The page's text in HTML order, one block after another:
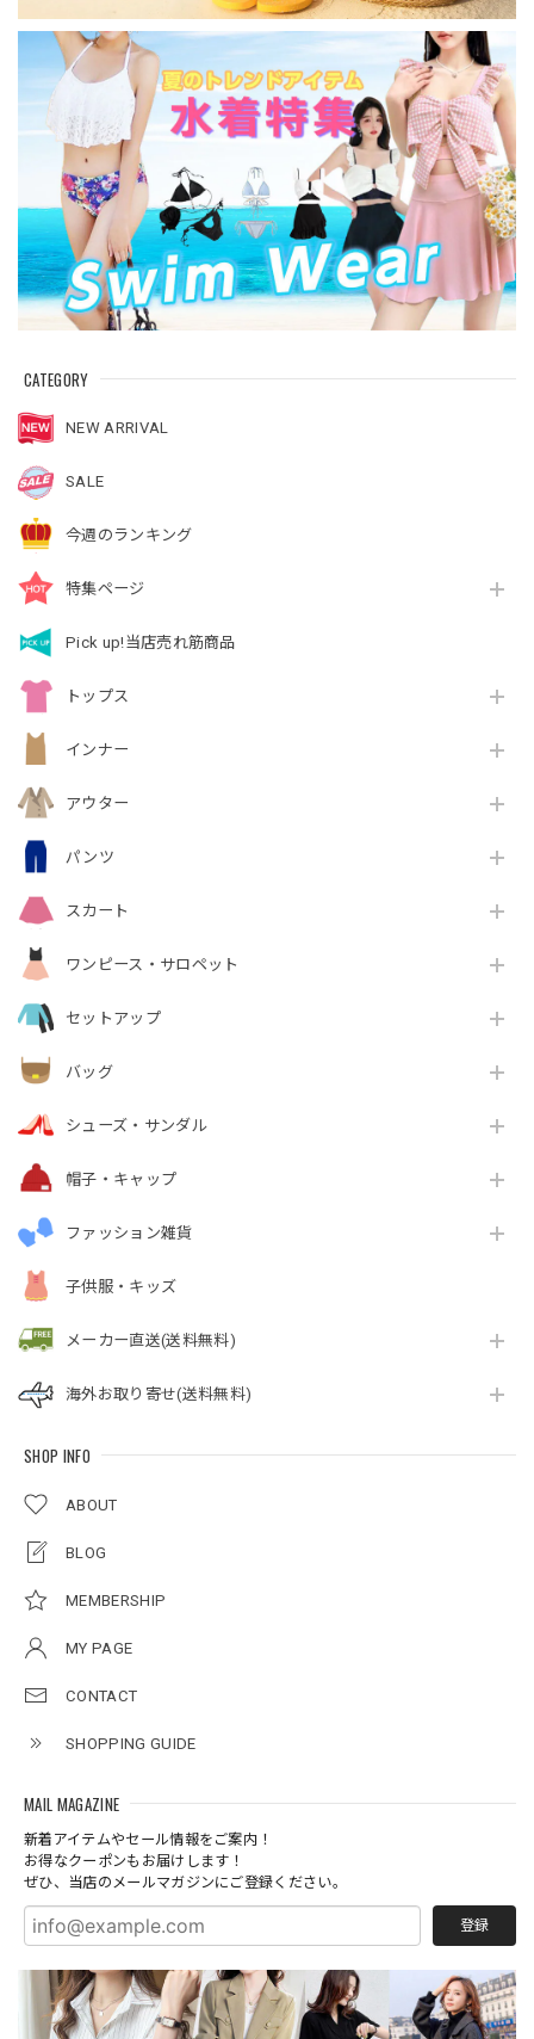
CATEGORY
NEW ARRIVAL
SALE
今週のランキング
特集ページ
Pick up!当店売れ筋商品
トップス
インナー
アウター
パンツ
スカート
ワンピース・サロペット
セットアップ
バッグ
シューズ・サンダル
帽子・キャップ
ファッション雑貨
子供服・キッズ
メーカー直送(送料無料)
海外お取り寄せ(送料無料)
SHOP INFO
ABOUT
BLOG
MEMBERSHIP
MY PAGE
CONTACT
SHOPPING GUIDE
MAIL MAGAZINE
新着アイテムやセール情報をご案内！
お得なクーポンもお届けします！
ぜひ、当店のメールマガジンにご登録ください。
登録